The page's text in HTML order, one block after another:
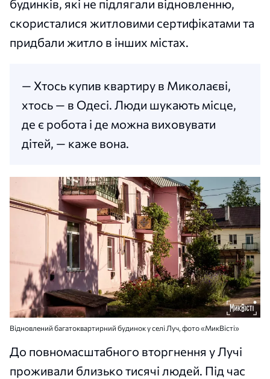
будинків, які не підлягали відновленню,
скористалися житловими сертифікатами та
придбали житло в інших містах.
— Хтось купив квартиру в Миколаєві,
хтось — в Одесі. Люди шукають місце,
де є робота і де можна виховувати
дітей, — каже вона.
Відновлений багатоквартирний будинок у селі Луч, фото «МикВісті»
До повномасштабного вторгнення у Лучі
проживали близько тисячі людей. Під час